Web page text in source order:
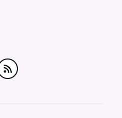
RSS